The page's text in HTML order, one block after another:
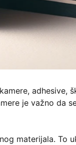
adhesive,
je važno da
materijala. To